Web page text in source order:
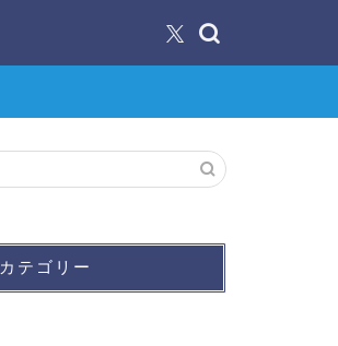
カテゴリー